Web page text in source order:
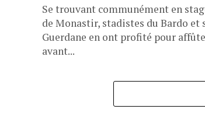
Se trouvant communément en
de Monastir, stadistes du Bardo et
Guerdane en ont profité pour
avant...